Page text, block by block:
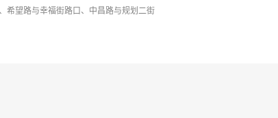
希望路与幸福街路口、中昌路与规划二街